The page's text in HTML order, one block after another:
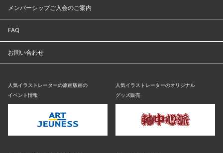
人気イラストレーターの原画版画の
イベント情報
人気イラストレーターのオリジナル
グッズ販売
メンバーシップご入会のご案内
FAQ
お問い合わせ